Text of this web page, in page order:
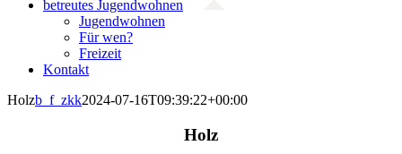
betreutes Jugendwohnen
Jugendwohnen
Für wen?
Freizeit
Kontakt
Holzb_f_zkk2024-07-16T09:39:22+00:00
Holz